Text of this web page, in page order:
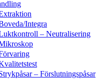
Integra
– Neutralisering
– Förslutningspåsar